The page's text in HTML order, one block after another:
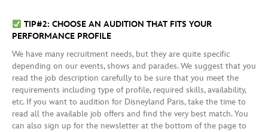
TIP#2: CHOOSE AN AUDITION THAT FITS YOUR
PERFORMANCE PROFILE
We have many recruitment needs, but they are quite specific
depending on our events, shows and parades. We suggest that you
read the job description carefully to be sure that you meet the
requirements including type of profile, required skills, availability,
etc. If you want to audition for Disneyland Paris, take the time to
read all the available job offers and find the very best match. You
can also sign up for the newsletter at the bottom of the page to